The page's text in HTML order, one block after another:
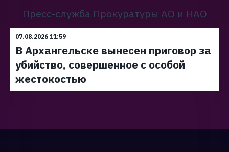
Пресс-служба Прокуратуры АО и НАО
07.08.2026 11:59
В Архангельске вынесен приговор за
убийство, совершенное с особой
жестокостью